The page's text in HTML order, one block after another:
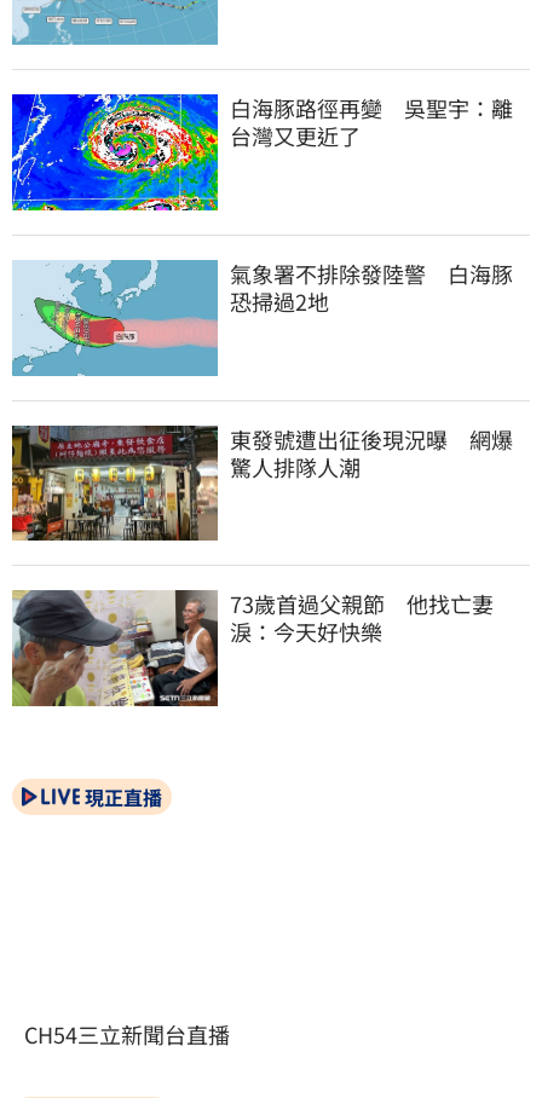
白海豚路徑再變　吳聖宇：離
台灣又更近了
氣象署不排除發陸警　白海豚
恐掃過2地
東發號遭出征後現況曝　網爆
驚人排隊人潮
73歲首過父親節　他找亡妻
淚：今天好快樂
現正直播
CH54三立新聞台直播